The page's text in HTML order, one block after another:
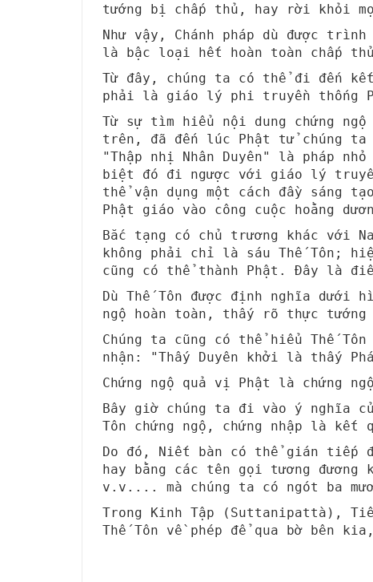
tướng bị chấp thủ, hay rời khỏi
Như vậy, Chánh pháp dù được
là bậc loại hết hoàn toàn chấp
Từ đây, chúng ta có thể đi đến
phải là giáo lý phi truyền thống
Từ sự tìm hiểu nội dung chứng
trên, đã đến lúc Phật tử chúng ta
"Thập nhị Nhân Duyên" là pháp
biệt đó đi ngược với giáo lý
thể vận dụng một cách đầy sáng
Phật giáo vào công cuộc hoằng
Bắc tạng có chủ trương khác với
không phải chỉ là sáu Thế Tôn;
cũng có thể thành Phật. Đây là
Dù Thế Tôn được định nghĩa dưới
ngộ hoàn toàn, thấy rõ thực
Chúng ta cũng có thể hiểu Thế
nhận: "Thấy Duyên khởi là thấy
Chứng ngộ quả vị Phật là chứng
Bây giờ chúng ta đi vào ý nghĩa
Tôn chứng ngộ, chứng nhập là kết
Do đó, Niết bàn có thể gián
hay bằng các tên gọi tương
v.v.... mà chúng ta có ngót ba
Trong Kinh Tập (Suttanipattà),
Thế Tôn về phép để qua bờ bên